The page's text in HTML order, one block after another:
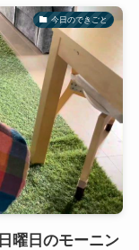
今日のできごと
曜日のモーニン